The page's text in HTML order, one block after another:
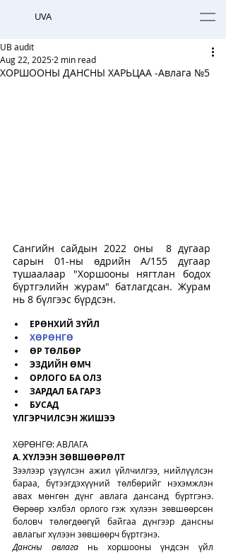
UVA
ХОРШООНЫ ДАНСНЫ ХАРЬЦАА -Авлага №5
UB audit
Aug 22, 2025 2 min read
Сангийн сайдын 2022 оны  8 дугаар
сарын 01-ны өдрийн А/155 дугаар
тушаалаар "Хоршооны нягтлан бодох
бүртгэлийн журам" батлагдсан. Журам
нь 8 бүлгээс бүрдсэн.
ЕРӨНХИЙ ЗҮЙЛ
ХӨРӨНГӨ
ӨР ТӨЛБӨР
ЭЗДИЙН ӨМЧ
ОРЛОГО БА ОЛЗ
ЗАРДАЛ БА ГАРЗ
БУСАД
ҮЛГЭРЧИЛСЭН ЖИШЭЭ
ХӨРӨНГӨ: АВЛАГА
А. ХҮЛЭЭН ЗӨВШӨӨРӨЛТ
Зээлээр үзүүлсэн ажил үйлчилгээ, нийлүүлсэн
бараа, бүтээгдэхүүний төлбөрийг нэхэмжлэн
авах мөнгөн дүнг авлага дансанд бүртгэнэ.
Өөрөөр хэлбэл орлого гэж хүлээн зөвшөөрсөн
боловч төлөгдөөгүй байгаа дүнгээр дансны
авлагыг хүлээн зөвшөөрч бүртгэнэ.
Дансны авлага
нь хоршооны үндсэн үйл